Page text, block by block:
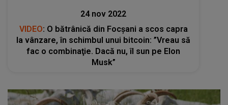
24 nov 2022
VIDEO: O bătrânică din Focşani a scos capra
la vânzare, în schimbul unui bitcoin: ”Vreau să
fac o combinaţie. Dacă nu, îl sun pe Elon
Musk”